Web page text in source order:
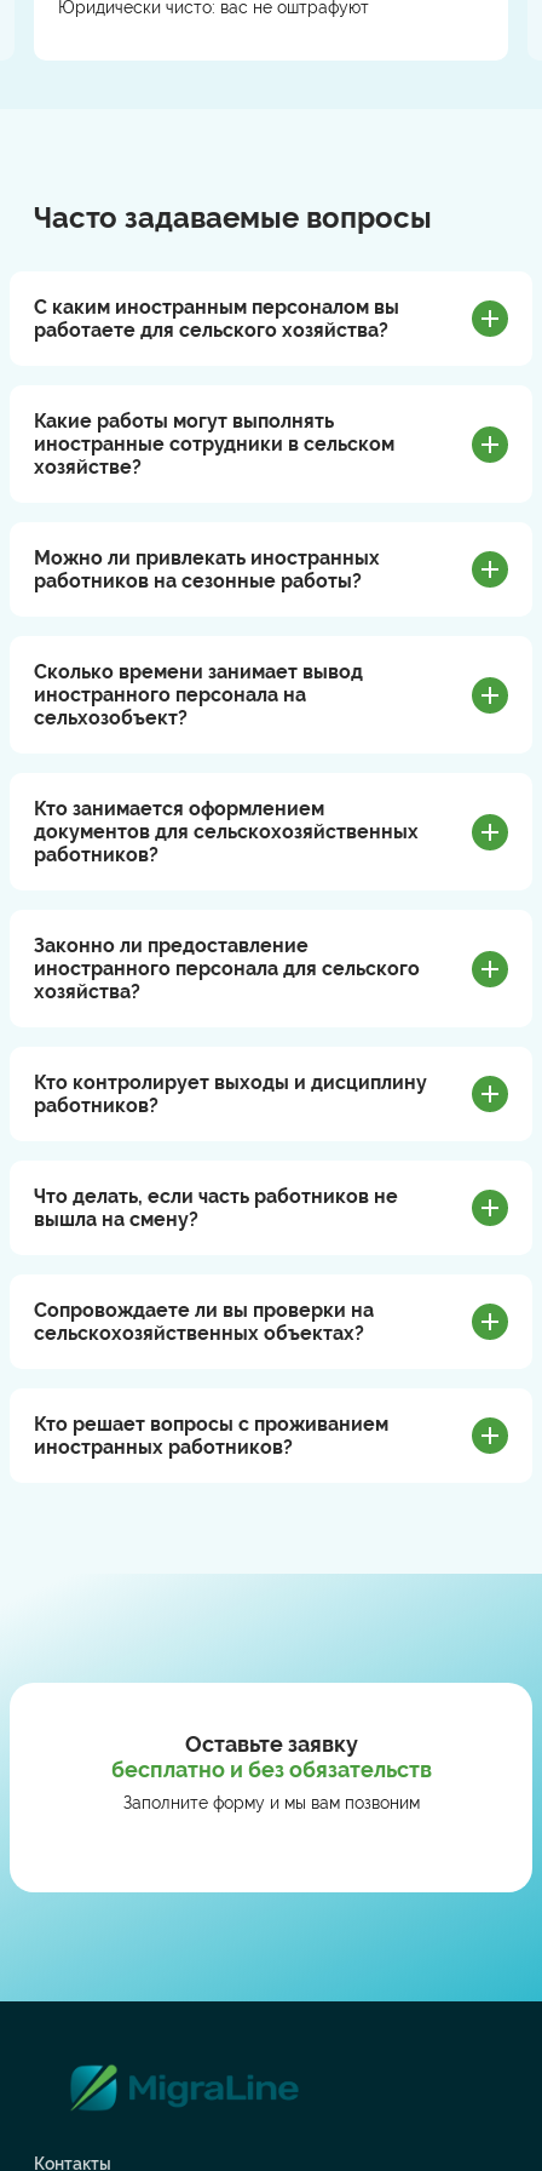
Юридически чисто: вас не оштрафуют
Часто задаваемые вопросы
С каким иностранным персоналом вы
работаете для сельского хозяйства?
Какие работы могут выполнять
иностранные сотрудники в сельском
хозяйстве?
Можно ли привлекать иностранных
работников на сезонные работы?
Сколько времени занимает вывод
иностранного персонала на
сельхозобъект?
Кто занимается оформлением
документов для сельскохозяйственных
работников?
Законно ли предоставление
иностранного персонала для сельского
хозяйства?
Кто контролирует выходы и дисциплину
работников?
Что делать, если часть работников не
вышла на смену?
Сопровождаете ли вы проверки на
сельскохозяйственных объектах?
Кто решает вопросы с проживанием
иностранных работников?
Оставьте заявку
бесплатно и без обязательств
Заполните форму и мы вам позвоним
Контакты